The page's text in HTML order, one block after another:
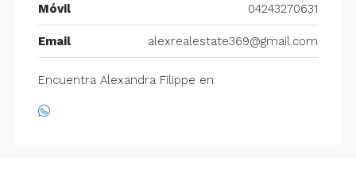
Móvil 04243270631
Email alexrealestate369@gmail.com
Encuentra Alexandra Filippe en: